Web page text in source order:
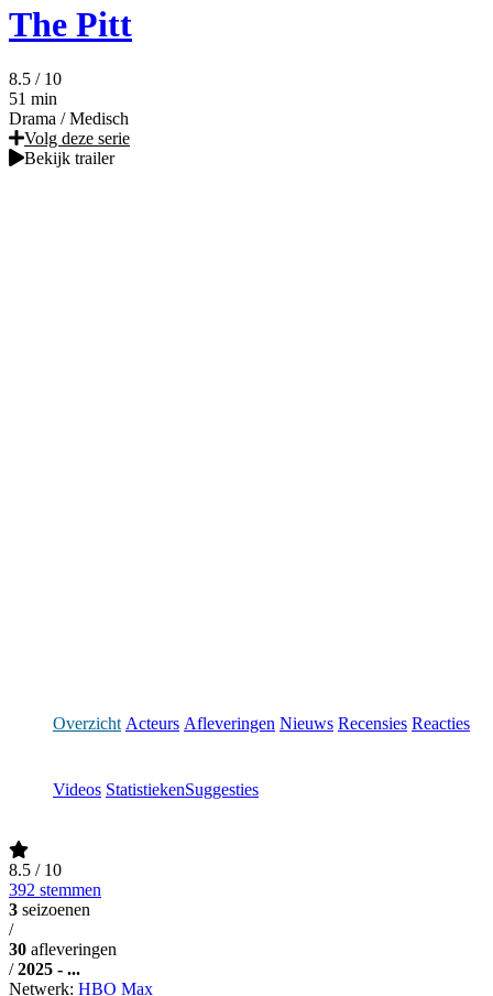
The Pitt
8.5 / 10
51 min
Drama / Medisch
Volg deze serie
Bekijk trailer
Overzicht Acteurs Afleveringen Nieuws Recensies Reacties
Videos StatistiekenSuggesties
8.5 / 10
392 stemmen
3 seizoenen
/
30 afleveringen
/ 2025 - ...
Netwerk: HBO Max